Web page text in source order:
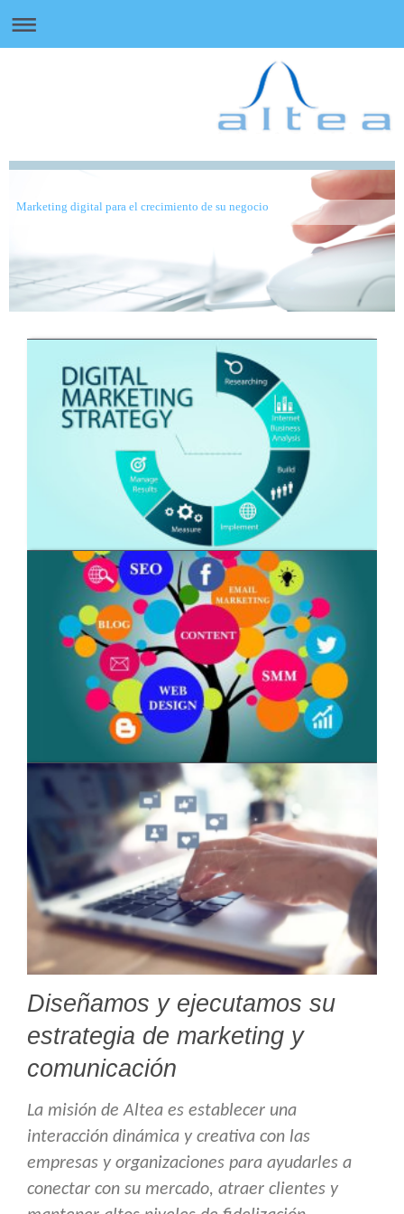
Marketing digital para el crecimiento de su negocio
Diseñamos y ejecutamos su
estrategia de marketing y
comunicación
La misión de Altea es establecer una
interacción dinámica y creativa con las
empresas y organizaciones para ayudarles a
conectar con su mercado, atraer clientes y